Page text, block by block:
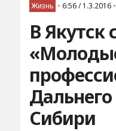
Жизнь • 6:56 / 1.3.2016 •
В Якутск
Сибири